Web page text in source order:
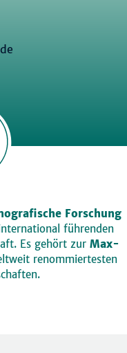
Forschung
führenden
Es gehört zur Max-
renommiertesten